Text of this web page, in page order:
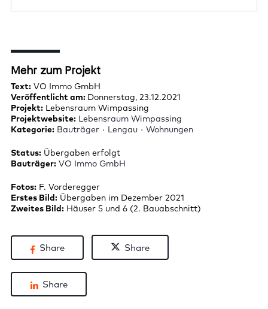
Mehr zum Projekt
Text: VO Immo GmbH
Veröffentlicht am: Donnerstag, 23.12.2021
Projekt: Lebensraum Wimpassing
Projektwebsite: Lebensraum Wimpassing
Kategorie: Bauträger · Lengau ·Wohnungen
Status: Übergaben erfolgt
Bauträger: VO Immo GmbH
Fotos: F. Vorderegger
Erstes Bild: Übergaben im Dezember 2021
Zweites Bild: Häuser 5 und 6 (2. Bauabschnitt)
Share Share
Share